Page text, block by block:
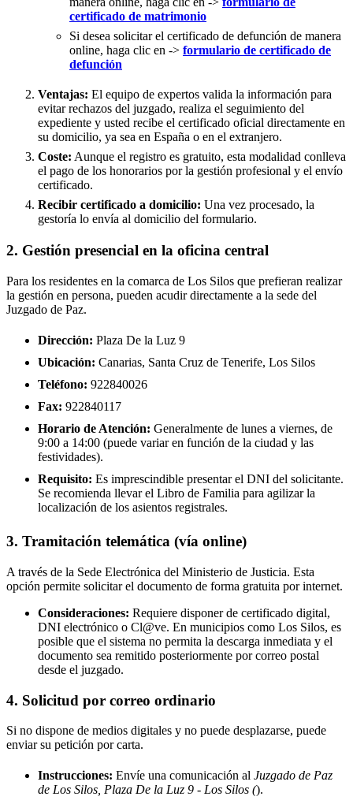
certificado de matrimonio
Si desea solicitar el certificado de defunción de manera
online, haga clic en -> formulario de certificado de
defunción
Ventajas: El equipo de expertos valida la información para
evitar rechazos del juzgado, realiza el seguimiento del
expediente y usted recibe el certificado oficial directamente en
su domicilio, ya sea en España o en el extranjero.
Coste: Aunque el registro es gratuito, esta modalidad conlleva
el pago de los honorarios por la gestión profesional y el envío
certificado.
Recibir certificado a domicilio: Una vez procesado, la
gestoría lo envía al domicilio del formulario.
2. Gestión presencial en la oficina central
Para los residentes en la comarca de Los Silos que prefieran realizar
la gestión en persona, pueden acudir directamente a la sede del
Juzgado de Paz.
Dirección: Plaza De la Luz 9
Ubicación: Canarias, Santa Cruz de Tenerife, Los Silos
Teléfono: 922840026
Fax: 922840117
Horario de Atención: Generalmente de lunes a viernes, de
9:00 a 14:00 (puede variar en función de la ciudad y las
festividades).
Requisito: Es imprescindible presentar el DNI del solicitante.
Se recomienda llevar el Libro de Familia para agilizar la
localización de los asientos registrales.
3. Tramitación telemática (vía online)
A través de la Sede Electrónica del Ministerio de Justicia. Esta
opción permite solicitar el documento de forma gratuita por internet.
Consideraciones: Requiere disponer de certificado digital,
DNI electrónico o Cl@ve. En municipios como Los Silos, es
posible que el sistema no permita la descarga inmediata y el
documento sea remitido posteriormente por correo postal
desde el juzgado.
4. Solicitud por correo ordinario
Si no dispone de medios digitales y no puede desplazarse, puede
enviar su petición por carta.
Instrucciones: Envíe una comunicación al Juzgado de Paz
de Los Silos, Plaza De la Luz 9 - Los Silos ().